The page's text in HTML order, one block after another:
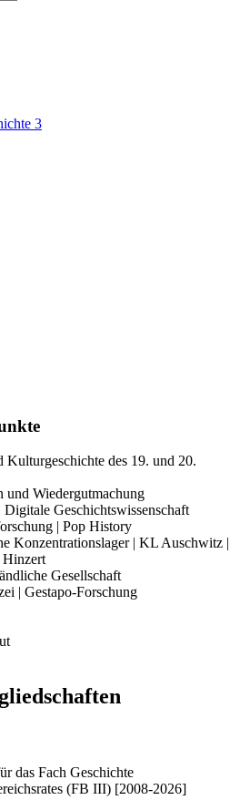
3
Kulturgeschichte des 19. und 20.
und Wiedergutmachung
Geschichtswissenschaft
| Pop History
Konzentrationslager | KL Auschwitz |
Hinzert
Gesellschaft
| Gestapo-Forschung
das Fach Geschichte
(FB III) [2008-2026]